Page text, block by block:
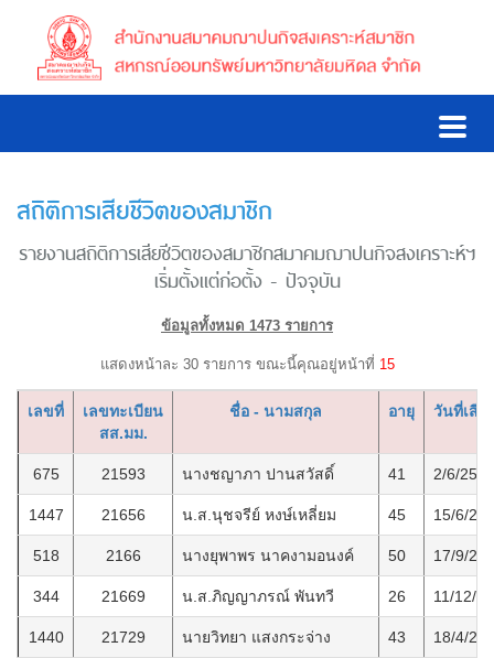
สถิติการเสียชีวิตของสมาชิก
รายงานสถิติการเสียชีวิตของสมาชิกสมาคมฌาปนกิจสงเคราะห์ฯ
เริ่มตั้งแต่ก่อตั้ง - ปัจจุบัน
ข้อมูลทั้งหมด 1473 รายการ
แสดงหน้าละ 30 รายการ ขณะนี้คุณอยู่หน้าที่ 15
เลขที่
เลขทะเบียน
สส.มม.
ชื่อ - นามสกุล อายุ วันที่เสีย
675 21593 นางชญาภา ปานสวัสดิ์ 41 2/6/2563
1447 21656 น.ส.นุชจรีย์ หงษ์เหลี่ยม 45 15/6/
518 2166 นางยุพาพร นาคงามอนงค์ 50 17/9/
344 21669 น.ส.ภิญญาภรณ์ พันทวี 26 11/12/
1440 21729 นายวิทยา แสงกระจ่าง 43 18/4/